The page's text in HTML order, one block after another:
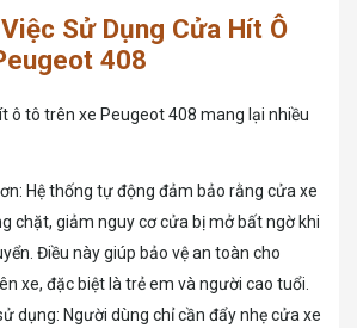
Sử Dụng Cửa Hít Ô
408
ô tô trên xe Peugeot 408 mang lại nhiều
Hệ thống tự động đảm bảo rằng cửa xe
chặt, giảm nguy cơ cửa bị mở bất ngờ khi
Điều này giúp bảo vệ an toàn cho
xe, đặc biệt là trẻ em và người cao tuổi.
dụng: Người dùng chỉ cần đẩy nhẹ cửa xe